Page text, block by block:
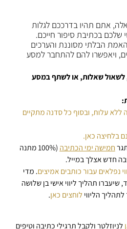
אתם תהיו בדרככם לגלות
בכתיבת סיפור חייכם.
הבלתי מסוננת והערכים
ויאפשרו להם להתחבר למסע
לשאול שאלות, או לשתף במסע
ללא עלות, ובסוף כל סדנה מתקיים
בלחיצה כאן.
חמישה ימי הכתיבה
(100% מתנה
חדש אצלך במייל.
נפלאים עבור כותבים אמיצים. מדי
תהליך ליווי אישי בן שלושה
הליווי לוחצים כאן.
לניוזלטר ולקבל תרגילי כתיבה וטיפים